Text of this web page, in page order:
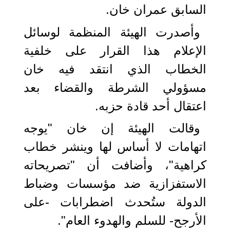
السابق عمران خان.
وأصدرت الهيئة المنظمة لوسائل
الإعلام هذا القرار على خلفية
الخطاب الذي انتقد فيه خان
مسؤولي الشرطة والقضاء بعد
اعتقال أحد قادة حزبه.
وقالت الهيئة إن خان "يوجه
اتهامات لا أساس لها وينشر خطاب
كراهية"، وأضافت أن "تصريحاته
الاستفزازية ضد مؤسسات وضباط
الدولة ستُحدث اضطرابات -على
الأرجح- للسلم والهدوء العام".